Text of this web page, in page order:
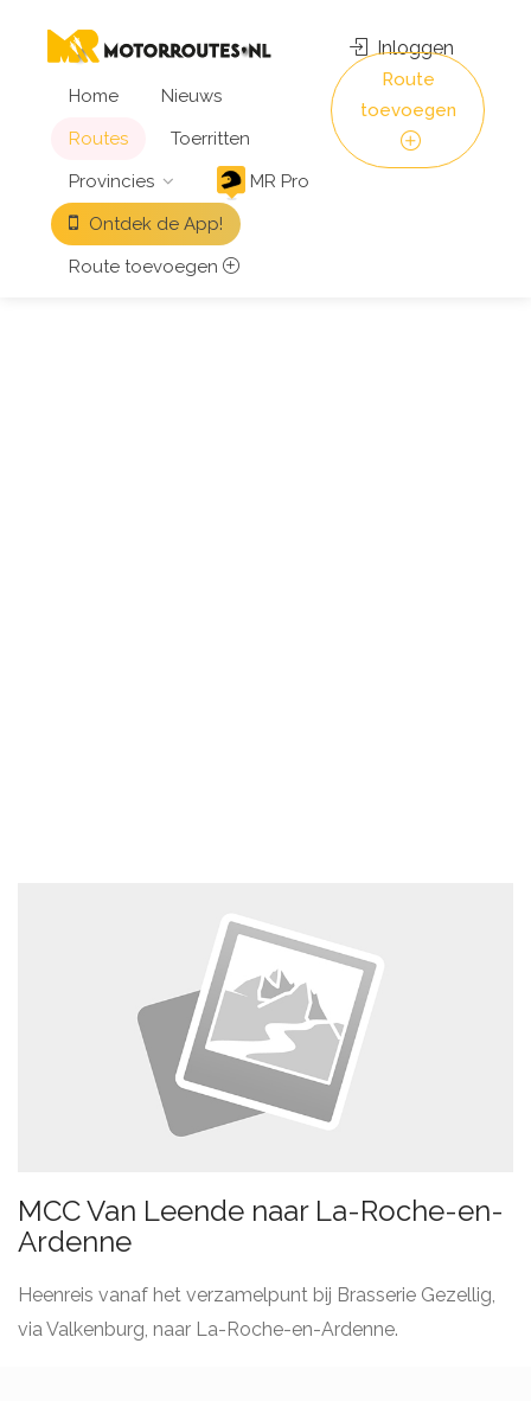
Home
Nieuws
Routes
Toerritten
Provincies
MR Pro
Ontdek de App!
Route toevoegen
Inloggen
Route
toevoegen
MCC Van Leende naar La-Roche-en-
Ardenne
Heenreis vanaf het verzamelpunt bij Brasserie Gezellig,
via Valkenburg, naar La-Roche-en-Ardenne.